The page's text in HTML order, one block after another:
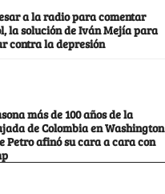
a la radio para comentar
la solución de Iván Mejía para
contra la depresión
más de 100 años de la
de Colombia en Washington
Petro afinó su cara a cara con